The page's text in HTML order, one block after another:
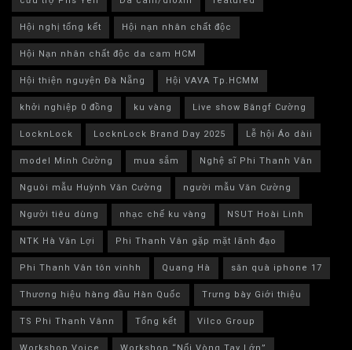
Hội nghị tổng kết
Hội nạn nhân chất độc
Hội Nạn nhân chất độc da cam HCM
Hội thiện nguyện Đà Nẵng
Hội VAVA Tp.HCMM
khởi nghiệp 0 đồng
ku vàng
Live show Băngf Cường
LocknLock
LocknLock Brand Day 2025
Lễ hội Áo dàii
model Minh Cường
mua sắm
Nghệ sĩ Phi Thanh Vân
Nguòi mẫu Huỳnh Văn Cường
người mẫu Văn Cường
Người tiêu dùng
nhạc chế ku vàng
NSUT Hoài Linh
NTK Hà Văn Lợi
Phi Thanh Vân gặp mặt lãnh đạo
Phi Thanh Vân tôn vinhh
Quang Hà
săn quà iphone 17
Thương hiệu hàng đầu Hàn Quốc
Trưng bày Giới thiệu
TS Phi Thanh Vânn
Tổng kết
Vilco Group